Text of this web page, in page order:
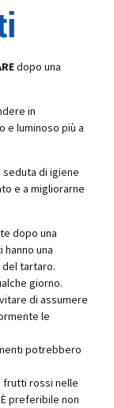
dopo una
in
e luminoso più a
seduta di igiene
e a migliorarne
dopo una
una
tartaro.
giorno.
di assumere
le
potrebbero
frutti rossi nelle
preferibile non